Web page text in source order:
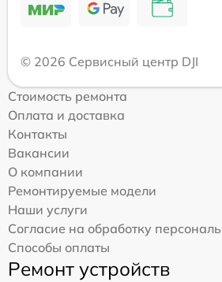
© 2026 Сервисный центр DJI
Стоимость ремонта
Оплата и доставка
Контакты
Вакансии
О компании
Ремонтируемые модели
Наши услуги
Согласие на обработку
Способы оплаты
Ремонт устройств